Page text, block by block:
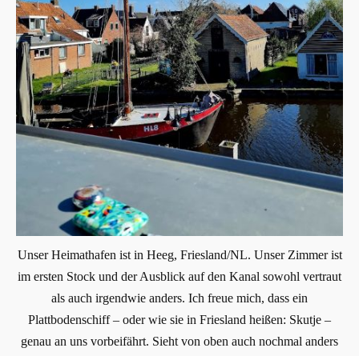
Unser Heimathafen ist in Heeg, Friesland/NL. Unser Zimmer ist
im ersten Stock und der Ausblick auf den Kanal sowohl vertraut
als auch irgendwie anders. Ich freue mich, dass ein
Plattbodenschiff – oder wie sie in Friesland heißen: Skutje –
genau an uns vorbeifährt. Sieht von oben auch nochmal anders